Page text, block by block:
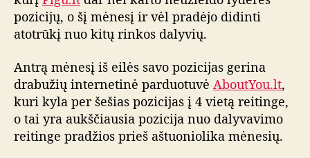
o
i
n
t
e
r
n
e
t
pozicijų, o šį mėnesį ir vėl pradėjo didinti
atotrūkį nuo kitų rinkos dalyvių.
Antrą mėnesį iš eilės savo pozicijas gerina
drabužių internetinė parduotuvė AboutYou.lt,
kuri kyla per šešias pozicijas į 4 vietą reitinge,
o tai yra aukščiausia pozicija nuo dalyvavimo
reitinge pradžios prieš aštuoniolika mėnesių.